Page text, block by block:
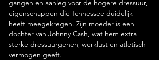
gangen en aanleg voor de hogere dressuur,
eigenschappen die Tennessee duidelijk
heeft meegekregen. Zijn moeder is een
dochter van Johnny Cash, wat hem extra
sterke dressuurgenen, werklust en atletisch
vermogen geeft.